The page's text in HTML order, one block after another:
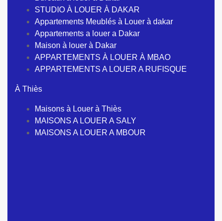
STUDIO À LOUER À DAKAR
Appartements Meublés à Louer à dakar
Appartements a louer a Dakar
Maison à louer à Dakar
APPARTEMENTS À LOUER À MBAO
APPARTEMENTS A LOUER A RUFISQUE
À Thiès
Maisons à Louer à Thiès
MAISONS A LOUER A SALY
MAISONS A LOUER A MBOUR